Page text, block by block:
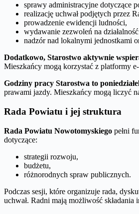
sprawy administracyjne dotyczące
realizację uchwał podjętych przez
prowadzenie ewidencji ludności,
wydawanie zezwoleń na
nadzór nad lokalnymi jednostkami
Dodatkowo, Starostwo aktywnie
Mieszkańcy mogą korzystać z platformy
Godziny pracy Starostwa to
prawami jazdy. Mieszkańcy mogą liczyć
Rada Powiatu i jej struktura
Rada Powiatu Nowotomyskiego pełni
dotyczące:
strategii rozwoju,
budżetu,
różnorodnych spraw publicznych.
Podczas sesji, które organizuje rada,
uchwał. Radni mają możliwość